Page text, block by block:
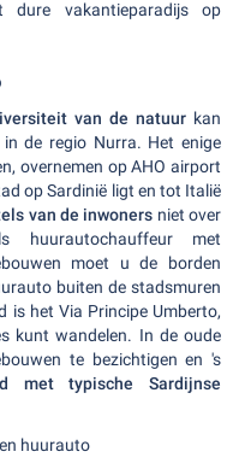
dure vakantieparadijs op
van de natuur kan
de regio Nurra. Het enige
overnemen op AHO airport
op Sardinië ligt en tot Italië
van de inwoners niet over
huurautochauffeur met
moet u de borden
buiten de stadsmuren
is het Via Principe Umberto,
kunt wandelen. In de oude
te bezichtigen en 's
met typische Sardijnse
huurauto